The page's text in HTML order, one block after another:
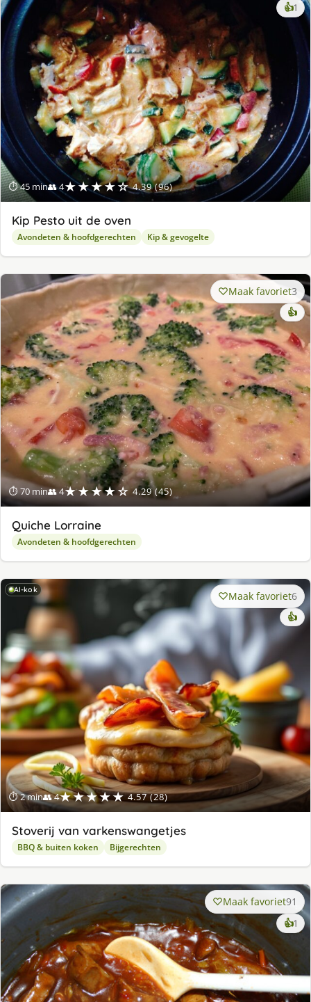
⏱ 45 min👥 4★★★★☆ 4.39 (96)
👍1
Kip Pesto uit de oven
Avondeten & hoofdgerechten Kip & gevogelte
⏱ 70 min👥 4★★★★☆ 4.29 (45)
Maak favoriet3
👍
Quiche Lorraine
Avondeten & hoofdgerechten
AI-kok
⏱ 2 min👥 4★★★★★ 4.57 (28)
Maak favoriet6
👍
Stoverij van varkenswangetjes
BBQ & buiten koken Bijgerechten
Maak favoriet91
👍1